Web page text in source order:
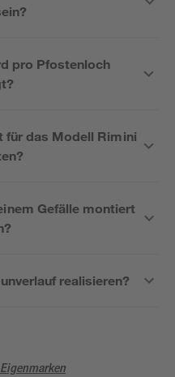
pro Pfostenloch
für das Modell Rimini
Gefälle montiert
realisieren?